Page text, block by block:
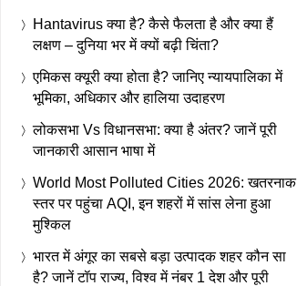
Hantavirus क्या है? कैसे फैलता है और क्या हैं
लक्षण – दुनिया भर में क्यों बढ़ी चिंता?
एमिकस क्यूरी क्या होता है? जानिए न्यायपालिका में
भूमिका, अधिकार और हालिया उदाहरण
लोकसभा Vs विधानसभा: क्या है अंतर? जानें पूरी
जानकारी आसान भाषा में
World Most Polluted Cities 2026: खतरनाक
स्तर पर पहुंचा AQI, इन शहरों में सांस लेना हुआ
मुश्किल
भारत में अंगूर का सबसे बड़ा उत्पादक शहर कौन सा
है? जानें टॉप राज्य, विश्व में नंबर 1 देश और पूरी